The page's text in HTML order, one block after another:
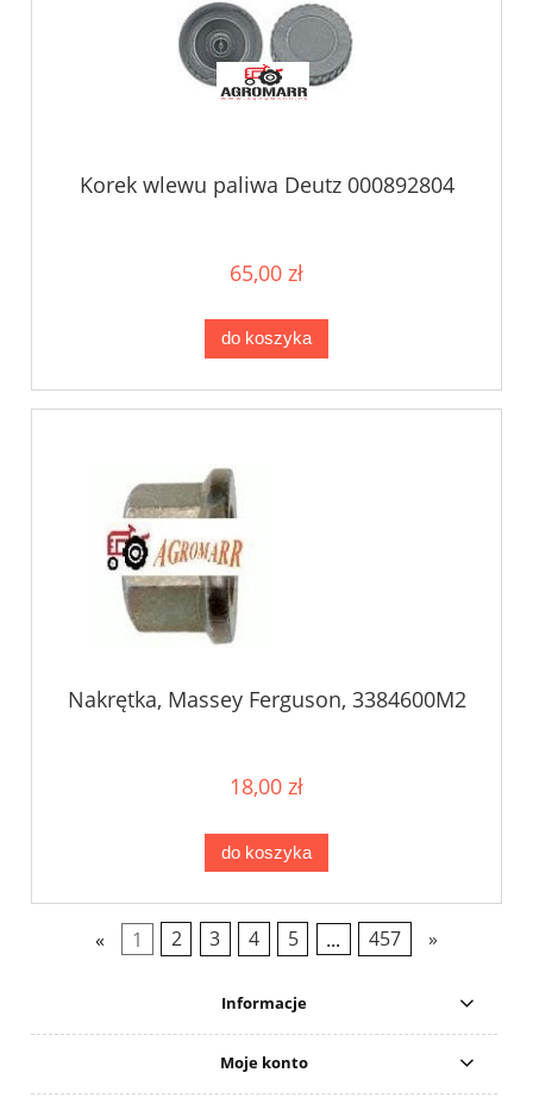
Korek wlewu paliwa Deutz 000892804
65,00 zł
do koszyka
Nakrętka, Massey Ferguson, 3384600M2
18,00 zł
do koszyka
« 1 2 3 4 5 ... 457 »
Informacje
Moje konto